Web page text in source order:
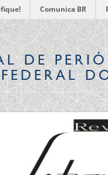
Comunica BR
DE